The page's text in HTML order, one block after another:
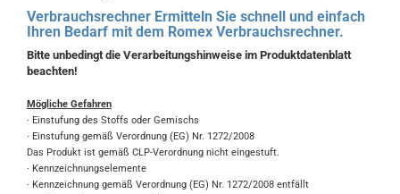
Verbrauchsrechner Ermitteln Sie schnell und einfach
Ihren Bedarf mit dem Romex Verbrauchsrechner.
Bitte unbedingt die Verarbeitungshinweise im Produktdatenblatt
beachten!
Mögliche Gefahren
· Einstufung des Stoffs oder Gemischs
· Einstufung gemäß Verordnung (EG) Nr. 1272/2008
Das Produkt ist gemäß CLP-Verordnung nicht eingestuft.
· Kennzeichnungselemente
· Kennzeichnung gemäß Verordnung (EG) Nr. 1272/2008 entfällt